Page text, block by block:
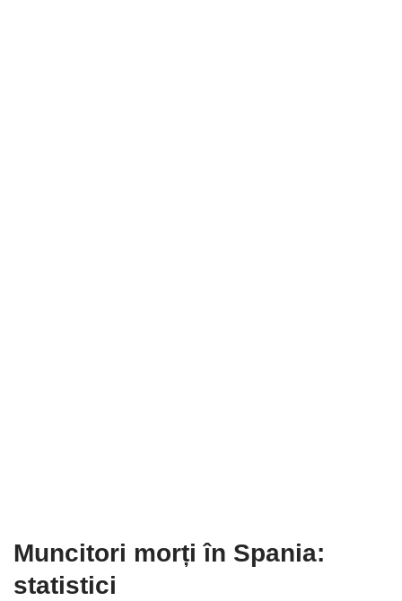
Muncitori morți în Spania:
statistici